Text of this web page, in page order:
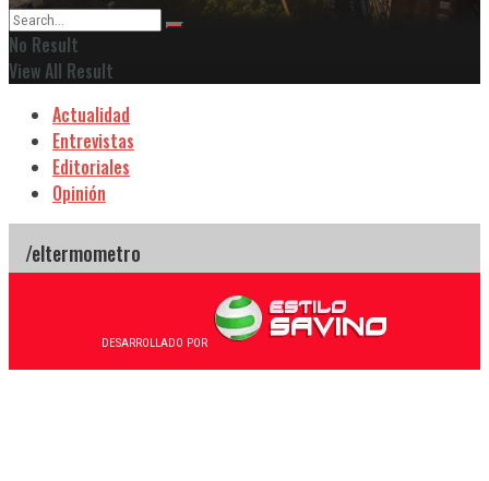
No Result
View All Result
Actualidad
Entrevistas
Editoriales
Opinión
DESARROLLADO POR